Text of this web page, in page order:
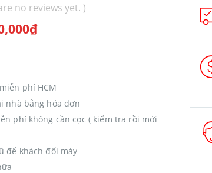
no reviews yet. )
₫
phí HCM
nhà bằng hóa đơn
phí không cần cọc ( kiểm tra rồi mới
để khách đổi máy